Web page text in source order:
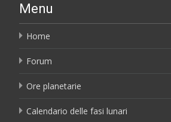
Menu
Home
Forum
Ore planetarie
Calendario delle fasi lunari